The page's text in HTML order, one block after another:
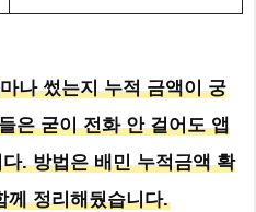
나 썼는지 누적 금액이 궁
은 굳이 전화 안 걸어도 앱
. 방법은 배민 누적금액 확
께 정리해뒀습니다.